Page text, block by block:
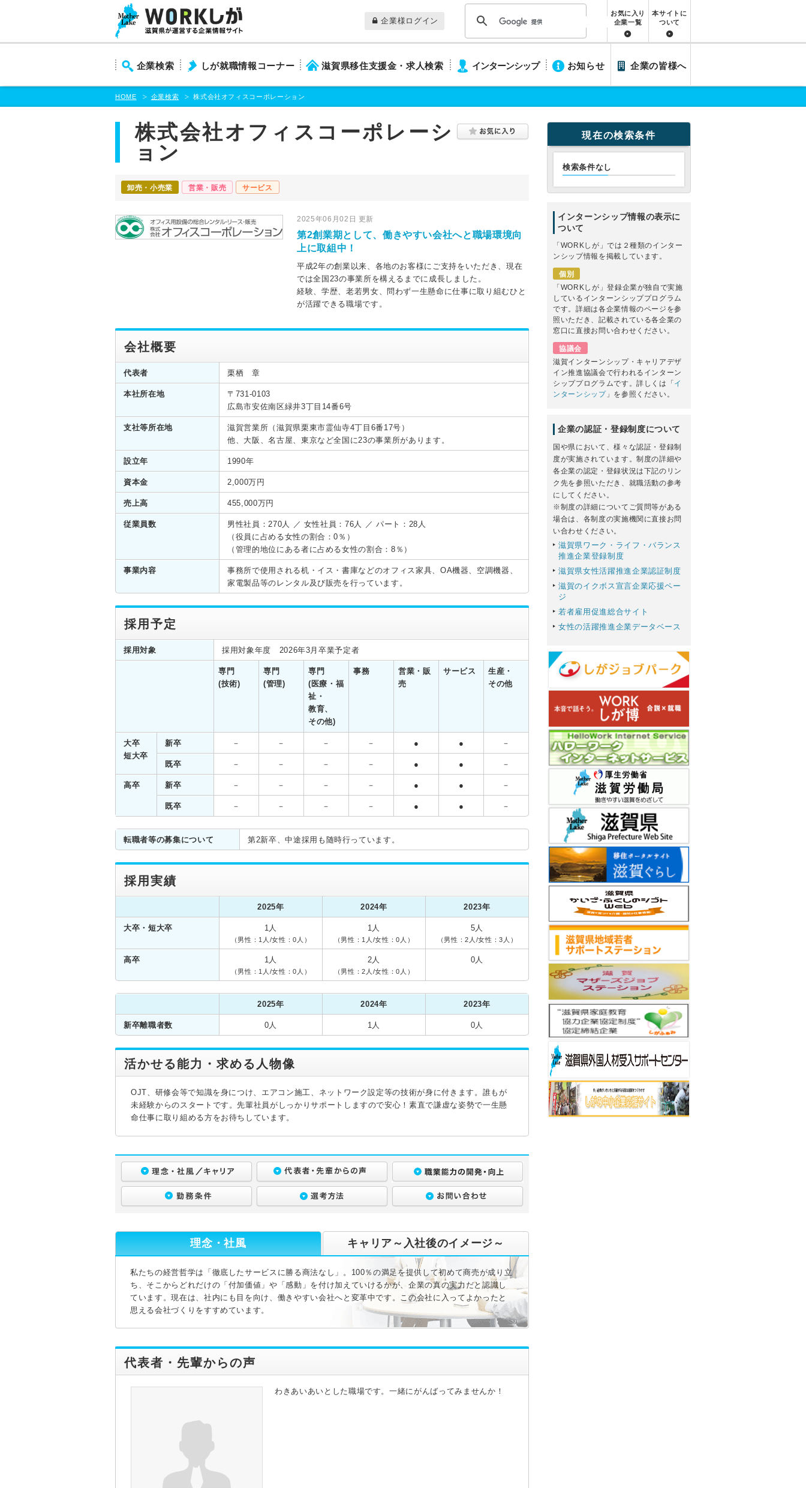
文
ま
で
キ
プ
企業様ログイン
お気に入り
企業一覧
本サイトに
ついて
企業検索 しが就職情報コーナー 滋賀県移住支援金・求人検索 インターンシップ お知らせ 企業の皆様へ
HOME 企業検索 株式会社オフィスコーポレーション
株式会社オフィスコーポレーシ
ョン
卸売・小売業 営業・販売 サービス
2025年06月02日 更新
第2創業期として、働きやすい会社へと職場環境向
上に取組中！
平成2年の創業以来、各地のお客様にご支持をいただき、現在
では全国23の事業所を構えるまでに成長しました。
経験、学歴、老若男女、問わず一生懸命に仕事に取り組むひと
が活躍できる職場です。
会社概要
代表者 栗栖 章
本社所在地
〒731-0103
広島市安佐南区緑井3丁目14番6号
支社等所在地
滋賀営業所（滋賀県栗東市霊仙寺4丁目6番17号）
他、大阪、名古屋、東京など全国に23の事業所があります。
設立年 1990年
資本金 2,000万円
売上高 455,000万円
従業員数
男性社員：270人 ／ 女性社員：76人 ／ パート：28人
（役員に占める女性の割合：0％）
（管理的地位にある者に占める女性の割合：8％）
事業内容
事務所で使用される机・イス・書庫などのオフィス家具、OA機器、空調機器、
家電製品等のレンタル及び販売を行っています。
採用予定
採用対象 採用対象年度 2026年3月卒業予定者
専門
(技術)
専門
(管理)
専門
(医療・福
祉・
教育、
その他)
事務
営業・販
売
サービス
生産・
その他
大卒
短大卒
新卒 － － － － ● ● －
既卒 － － － － ● ● －
高卒 新卒 － － － － ● ● －
既卒 － － － － ● ● －
転職者等の募集について 第2新卒、中途採用も随時行っています。
採用実績
2025年 2024年 2023年
大卒・短大卒 1人
（男性：1人/女性：0人）
1人
（男性：1人/女性：0人）
5人
（男性：2人/女性：3人）
高卒 1人
（男性：1人/女性：0人）
2人
（男性：2人/女性：0人）
0人
2025年 2024年 2023年
新卒離職者数 0人 1人 0人
活かせる能力・求める人物像
OJT、研修会等で知識を身につけ、エアコン施工、ネットワーク設定等の技術が身に付きます。誰もが
未経験からのスタートです。先輩社員がしっかりサポートしますので安心！素直で謙虚な姿勢で一生懸
命仕事に取り組める方をお待ちしています。
理念・社風 キャリア～入社後のイメージ～
私たちの経営哲学は「徹底したサービスに勝る商法なし」。100％の満足を提供して初めて商売が成り立
ち、そこからどれだけの「付加価値」や「感動」を付け加えていけるかが、企業の真の実力だと認識し
ています。現在は、社内にも目を向け、働きやすい会社へと変革中です。この会社に入ってよかったと
思える会社づくりをすすめています。
代表者・先輩からの声
わきあいあいとした職場です。一緒にがんばってみませんか！
現在の検索条件
検索条件なし
インターンシップ情報の表示に
ついて
「WORKしが」では２種類のインター
ンシップ情報を掲載しています。
個別
「WORKしが」登録企業が独自で実施
しているインターンシッププログラム
です。詳細は各企業情報のページを参
照いただき、記載されている各企業の
窓口に直接お問い合わせください。
協議会
滋賀インターンシップ・キャリアデザ
イン推進協議会で行われるインターン
シッププログラムです。詳しくは「 イ
ンターンシップ」を参照ください。
企業の認証・登録制度について
国や県において、様々な認証・登録制
度が実施されています。制度の詳細や
各企業の認定・登録状況は下記のリン
ク先を参照いただき、就職活動の参考
にしてください。
※制度の詳細についてご質問等がある
場合は、各制度の実施機関に直接お問
い合わせください。
滋賀県ワーク・ライフ・バランス
推進企業登録制度
滋賀県女性活躍推進企業認証制度
滋賀のイクボス宣言企業応援ペー
ジ
若者雇用促進総合サイト
女性の活躍推進企業データベース